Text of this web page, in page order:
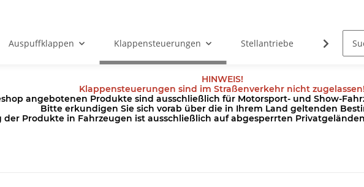
Auspuffklappen Klappensteuerungen Stellantriebe Kabel
HINWEIS!
Klappensteuerungen sind im Straßenverkehr nicht
angebotenen Produkte sind ausschließlich für Motorsport- und Show-
Bitte erkundigen Sie sich vorab über die in Ihrem Land geltenden
der Produkte in Fahrzeugen ist ausschließlich auf abgesperrten